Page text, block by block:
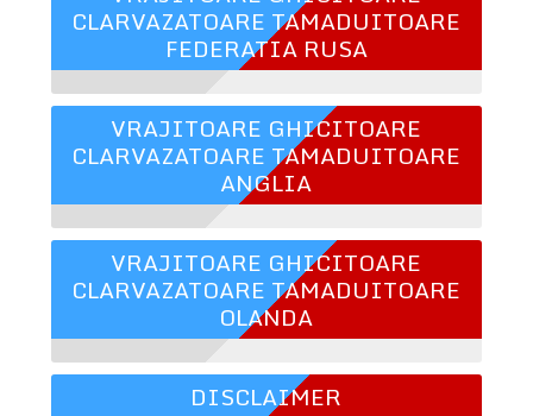
CLARVAZATOARE TAMADUITOARE
FEDERATIA RUSA
VRAJITOARE GHICITOARE
CLARVAZATOARE TAMADUITOARE
ANGLIA
VRAJITOARE GHICITOARE
CLARVAZATOARE TAMADUITOARE
OLANDA
DISCLAIMER